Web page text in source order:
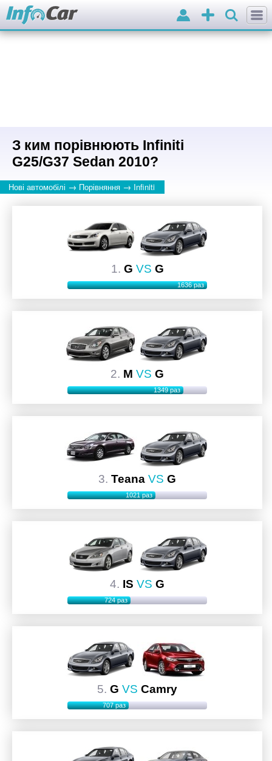
Додати
оголошення
Вхід
З ким порівнюють Infiniti
G25/G37 Sedan 2010?
Нові автомобілі → Порівняння → Infiniti
1. G VS G
1636 раз
2. M VS G
1349 раз
3. Teana VS G
1021 раз
4. IS VS G
724 раз
5. G VS Camry
707 раз